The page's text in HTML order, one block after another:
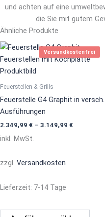
und achten auf eine
die Sie mit gutem
Ähnliche Produkte
Versandkostenfrei
Feuerstellen & Grills
Feuerstelle G4 Graphit in versch.
Ausführungen
2.349,99 € – 3.149,99 €
inkl. MwSt.
zzgl. Versandkosten
Lieferzeit: 7-14 Tage